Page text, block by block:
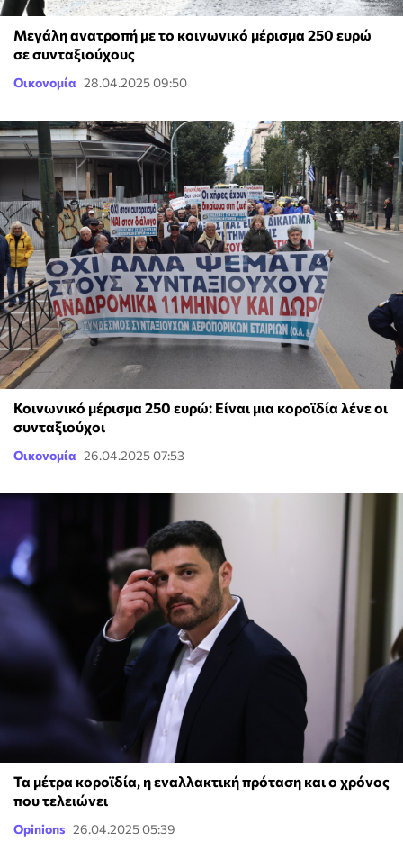
Μεγάλη ανατροπή με το κοινωνικό μέρισμα 250 ευρώ
σε συνταξιούχους
Οικονομία 28.04.2025 09:50
Κοινωνικό μέρισμα 250 ευρώ: Είναι μια κοροϊδία λένε οι
συνταξιούχοι
Οικονομία 26.04.2025 07:53
Τα μέτρα κοροϊδία, η εναλλακτική πρόταση και ο χρόνος
που τελειώνει
Opinions 26.04.2025 05:39